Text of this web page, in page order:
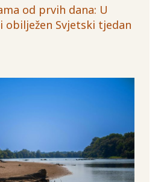
od prvih dana: U
obilježen Svjetski tjedan